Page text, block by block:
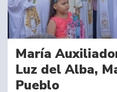
María
Luz del Alba,
Pueblo